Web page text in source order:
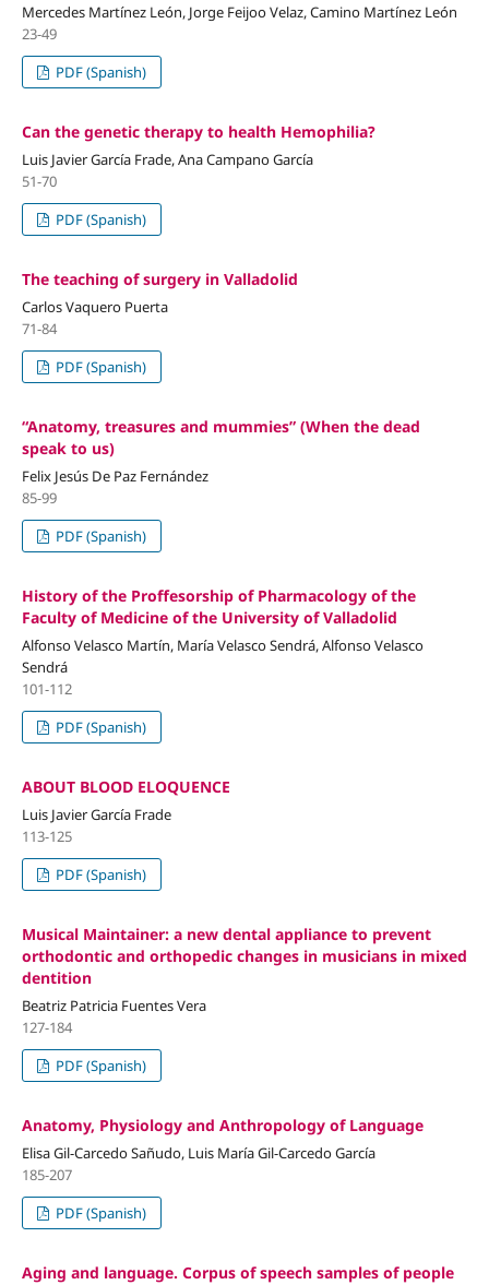
Mercedes Martínez León, Jorge Feijoo Velaz, Camino Martínez León
23-49
PDF (Spanish)
Can the genetic therapy to health Hemophilia?
Luis Javier García Frade, Ana Campano García
51-70
PDF (Spanish)
The teaching of surgery in Valladolid
Carlos Vaquero Puerta
71-84
PDF (Spanish)
“Anatomy, treasures and mummies” (When the dead
speak to us)
Felix Jesús De Paz Fernández
85-99
PDF (Spanish)
History of the Proffesorship of Pharmacology of the
Faculty of Medicine of the University of Valladolid
Alfonso Velasco Martín, María Velasco Sendrá, Alfonso Velasco
Sendrá
101-112
PDF (Spanish)
ABOUT BLOOD ELOQUENCE
Luis Javier García Frade
113-125
PDF (Spanish)
Musical Maintainer: a new dental appliance to prevent
orthodontic and orthopedic changes in musicians in mixed
dentition
Beatriz Patricia Fuentes Vera
127-184
PDF (Spanish)
Anatomy, Physiology and Anthropology of Language
Elisa Gil-Carcedo Sañudo, Luis María Gil-Carcedo García
185-207
PDF (Spanish)
Aging and language. Corpus of speech samples of people